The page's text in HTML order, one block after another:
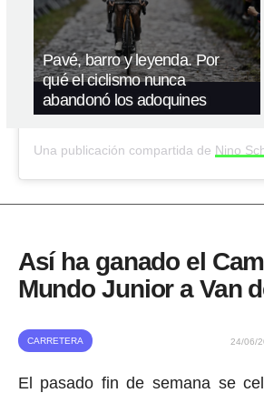
Pavé, barro y leyenda. Por
qué el ciclismo nunca
abandonó los adoquines
Una publicación compartida de Nino
Así ha ganado el
Mundo Junior a Van
CARRETERA 24/06/
El pasado fin de semana se